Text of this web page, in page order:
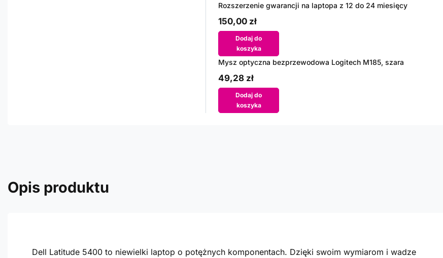
Rozszerzenie gwarancji na laptopa z 12 do 24 miesięcy
150,00 zł
Dodaj do
koszyka
Mysz optyczna bezprzewodowa Logitech M185, szara
49,28 zł
Dodaj do
koszyka
Opis produktu
Dell Latitude 5400 to niewielki laptop o potężnych komponentach. Dzięki swoim wymiarom i wadze